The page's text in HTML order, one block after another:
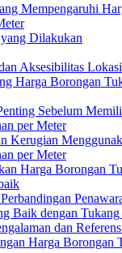
Mempengaruhi
Dilakukan
Aksesibilitas Lokasi
Harga Borongan
Sebelum
per Meter
Kerugian
per Meter
Harga Borongan
Baik dengan Tukang
dan
Harga Borongan